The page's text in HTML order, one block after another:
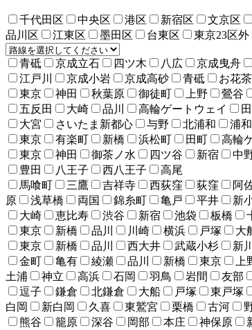
千代田区 中央区 港区 新宿区 文京区
品川区
江東区 墨田区 台東区 東京23区外
青砥 京成立石 四ツ木 八広 京成曳舟
江戸川
京成小岩 京成高砂 青砥 お花
東京
神田 秋葉原 御徒町 上野 鶯谷
五反田
大崎 品川 高輪ゲートウェイ
大宮
さいたま新都心 与野 北浦和 浦和
東京
有楽町 新橋 浜松町 田町 高輪
東京
神田 御茶ノ水 四ツ谷 新宿 中
豊田
八王子 西八王子
高尾
馬喰町
三鷹 吉祥寺 西荻窪 荻窪 阿
原
浅草橋 両国 錦糸町 亀戸 平井 新
大崎
恵比寿 渋谷 新宿 池袋 板橋
東京
新橋 品川 川崎 横浜 戸塚 大
東京
新橋 品川 西大井 武蔵小杉 新
金町
亀有 綾瀬 品川 新橋 東京 上
土浦
神立 高浜 石岡 羽鳥 岩間 友部
逗子
鎌倉 北鎌倉 大船 戸塚 東戸塚
白岡
新白岡 久喜 東鷲宮 栗橋 古河
熊谷
籠原 深谷 岡部 本庄 神保原